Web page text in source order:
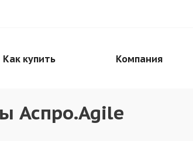
Как купить Компания
Аспро.Agile